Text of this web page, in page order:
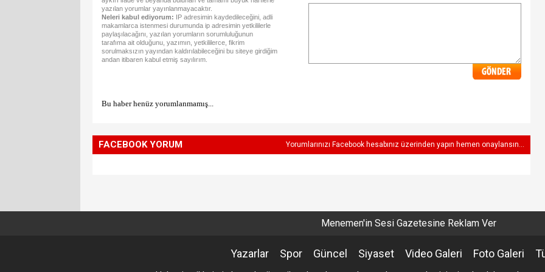
yazılan yorumlar yayınlanmayacaktır.
Neleri kabul ediyorum: IP adresimin kaydedileceğini, adli
makamlarca istenmesi durumunda ip adresimin yetkililerle
paylaşılacağını, yazılan yorumların sorumluluğunun
tarafıma ait olduğunu, yazımın, yetkililerce, fikrim
sorulmaksızın yayından kaldırılabileceğini bu siteye girdiğim
andan itibaren kabul etmiş sayılırım.
Bu haber henüz yorumlanmamış...
FACEBOOK YORUM Yorumlarınızı Facebook hesabınız üzerinden yapın hemen onaylansın...
Menemen'in Sesi Gazetesine Reklam Ver
Yazarlar Spor Güncel Siyaset Video Galeri Foto Galeri